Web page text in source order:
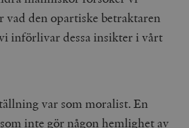
vad den opartiske betraktaren
införlivar dessa insikter i vårt
var som moralist. En
inte gör någon hemlighet av